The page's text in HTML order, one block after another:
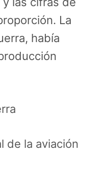
La
había
de la aviación